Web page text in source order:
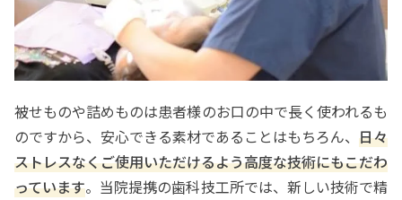
被せものや詰めものは患者様のお口の中で長く使われるも
のですから、安心できる素材であることはもちろん、 日々
ストレスなくご使用いただけるよう高度な技術にもこだわ
っています。当院提携の歯科技工所では、新しい技術で精